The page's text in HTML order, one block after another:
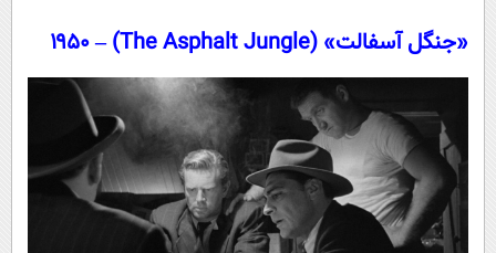
«جنگل آسفالت» (The Asphalt Jungle) – ۱۹۵۰